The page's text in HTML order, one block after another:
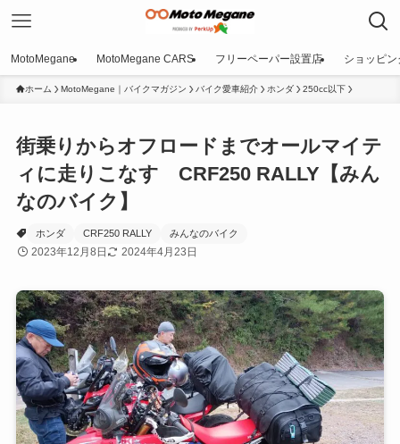
MotoMegane MotoMegane CARS フリーペーパー設置店 ショッピン
ホーム MotoMegane｜バイクマガジン バイク愛車紹介 ホンダ 250cc以下
街乗りからオフロードまでオールマイテ
ィに走りこなす CRF250 RALLY【みん
なのバイク】
ホンダ CRF250 RALLY みんなのバイク
2023年12月8日 2024年4月23日